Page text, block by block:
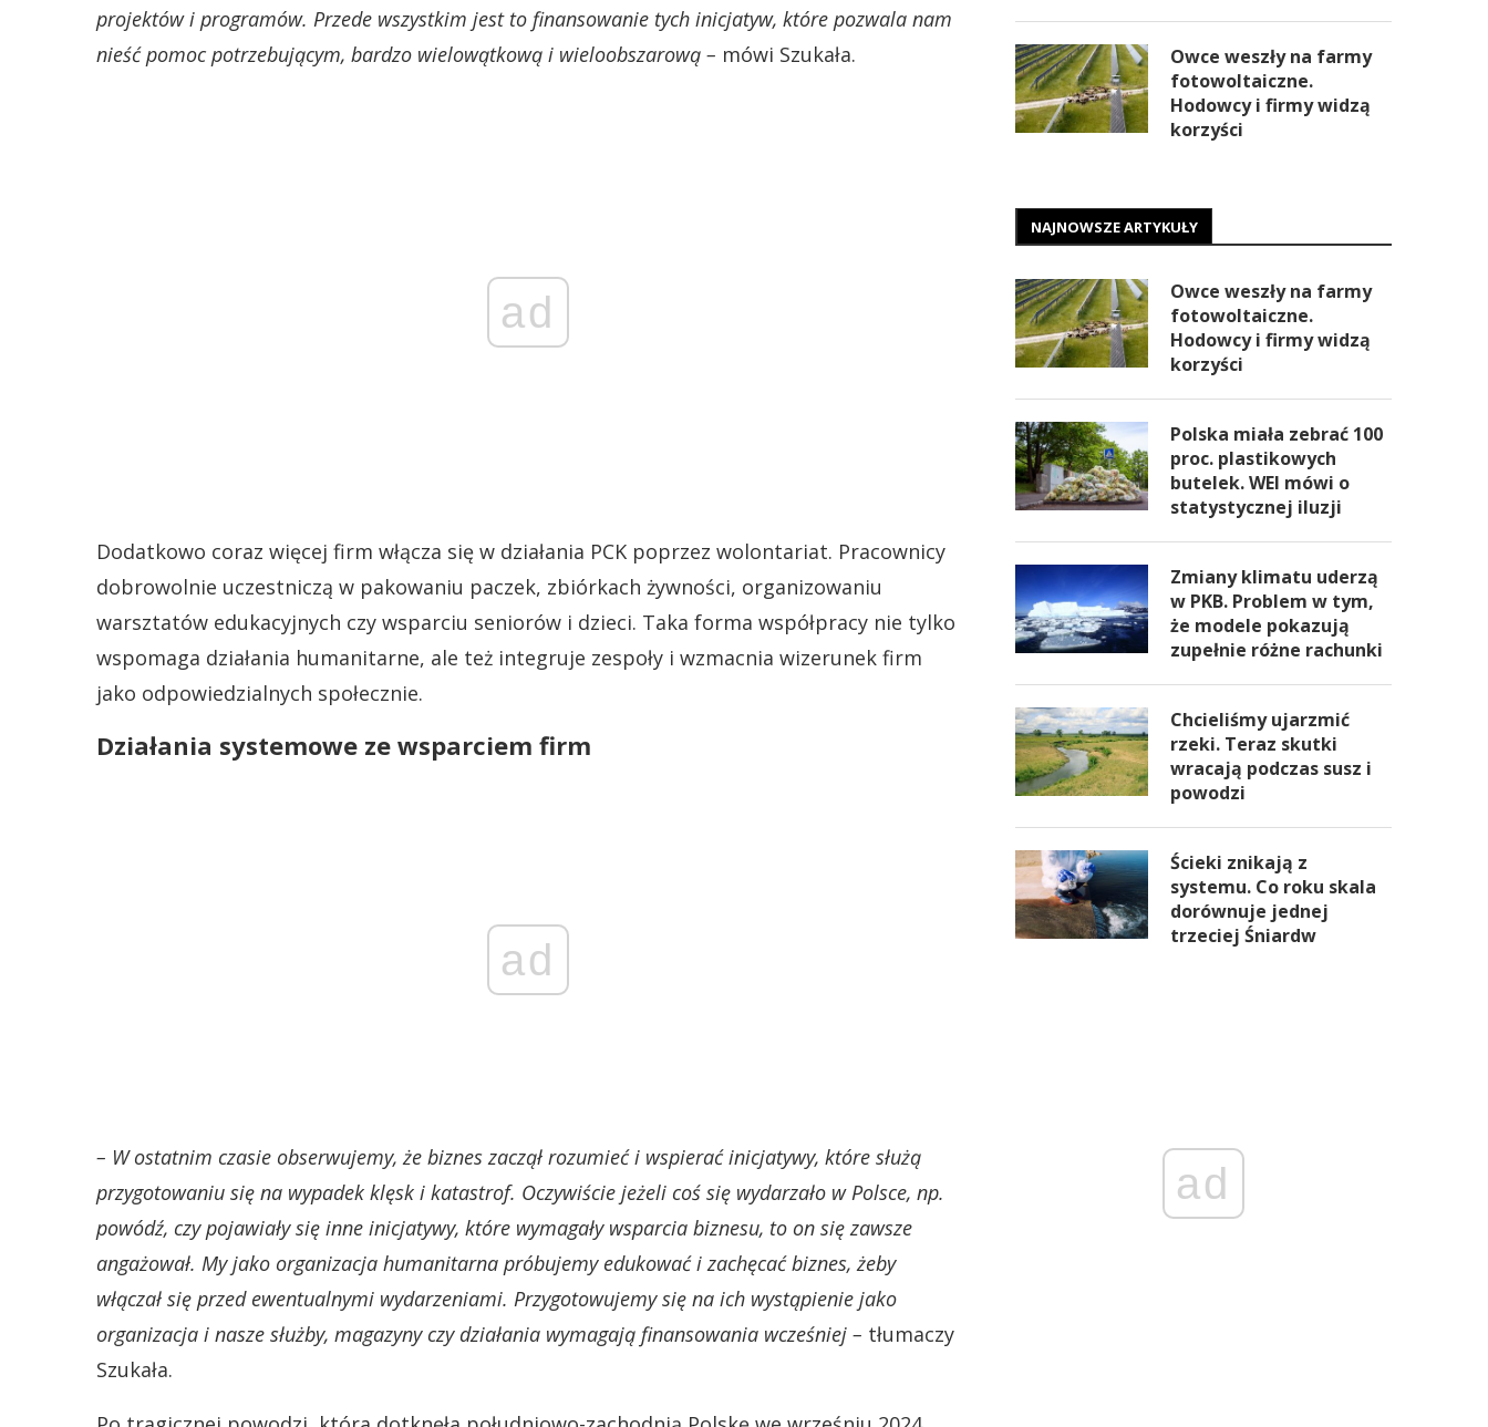
projektów i programów. Przede wszystkim jest to finansowanie tych inicjatyw, które pozwala nam
nieść pomoc potrzebującym, bardzo wielowątkową i wieloobszarową – mówi Szukała.
ad
Dodatkowo coraz więcej firm włącza się w działania PCK poprzez wolontariat. Pracownicy
dobrowolnie uczestniczą w pakowaniu paczek, zbiórkach żywności, organizowaniu
warsztatów edukacyjnych czy wsparciu seniorów i dzieci. Taka forma współpracy nie tylko
wspomaga działania humanitarne, ale też integruje zespoły i wzmacnia wizerunek firm
jako odpowiedzialnych społecznie.
Działania systemowe ze wsparciem firm
ad
– W ostatnim czasie obserwujemy, że biznes zaczął rozumieć i wspierać inicjatywy, które służą
przygotowaniu się na wypadek klęsk i katastrof. Oczywiście jeżeli coś się wydarzało w Polsce, np.
powódź, czy pojawiały się inne inicjatywy, które wymagały wsparcia biznesu, to on się zawsze
angażował. My jako organizacja humanitarna próbujemy edukować i zachęcać biznes, żeby
włączał się przed ewentualnymi wydarzeniami. Przygotowujemy się na ich wystąpienie jako
organizacja i nasze służby, magazyny czy działania wymagają finansowania wcześniej – tłumaczy
Szukała.
Owce weszły na farmy
fotowoltaiczne.
Hodowcy i firmy widzą
korzyści
NAJNOWSZE ARTYKUŁY
Owce weszły na farmy
fotowoltaiczne.
Hodowcy i firmy widzą
korzyści
Polska miała zebrać 100
proc. plastikowych
butelek. WEI mówi o
statystycznej iluzji
Zmiany klimatu uderzą
w PKB. Problem w tym,
że modele pokazują
zupełnie różne rachunki
Chcieliśmy ujarzmić
rzeki. Teraz skutki
wracają podczas susz i
powodzi
Ścieki znikają z
systemu. Co roku skala
dorównuje jednej
trzeciej Śniardw
ad